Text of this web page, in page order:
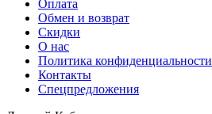
Оплата
Обмен и возврат
Скидки
О нас
Политика конфиденциальности
Контакты
Спецпредложения